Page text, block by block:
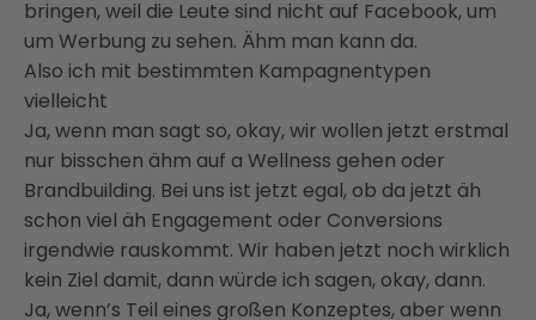
bringen, weil die Leute sind nicht auf Facebook, um
um Werbung zu sehen. Ähm man kann da.
Also ich mit bestimmten Kampagnentypen
vielleicht
Ja, wenn man sagt so, okay, wir wollen jetzt erstmal
nur bisschen ähm auf a Wellness gehen oder
Brandbuilding. Bei uns ist jetzt egal, ob da jetzt äh
schon viel äh Engagement oder Conversions
irgendwie rauskommt. Wir haben jetzt noch wirklich
kein Ziel damit, dann würde ich sagen, okay, dann.
Ja, wenn’s Teil eines großen Konzeptes, aber wenn